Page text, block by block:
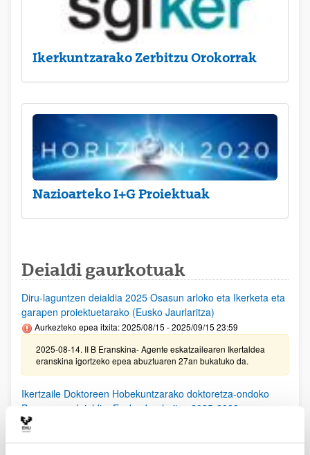
Ikerkuntzarako Zerbitzu Orokorrak
Nazioarteko I+G Proiektuak
Deialdi gaurkotuak
Diru-laguntzen deialdia 2025 Osasun arloko eta Ikerketa eta
garapen proiektuetarako (Eusko Jaurlaritza)
Aurkezteko epea itxita: 2025/08/15 - 2025/09/15 23:59
2025-08-14. II B Eranskina- Agente eskatzailearen Ikertaldea
eranskina igortzeko epea abuztuaren 27an bukatuko da.
Ikertzaile Doktoreen Hobekuntzarako doktoretza-ondoko
Programen deialdia, Eusko Jaurlaritza 2025-2028
25/08/25. EHUko konpromiso agiria lortzeko epea 2025/09/10